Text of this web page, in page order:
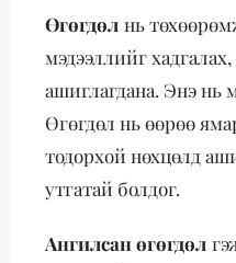
Өгөгдөл нь
мэдээллийг
ашиглагдана. Энэ нь
Өгөгдөл нь өөрөө
тодорхой нөхцөлд
утгатай болдог.
Ангилсан өгөгдөл